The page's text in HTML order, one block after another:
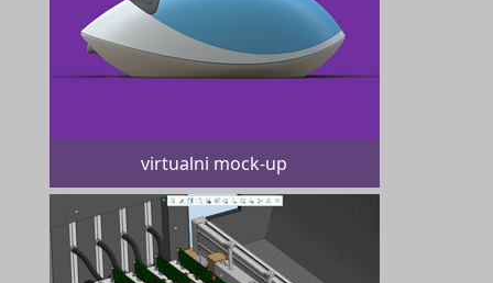
virtualni mock-up